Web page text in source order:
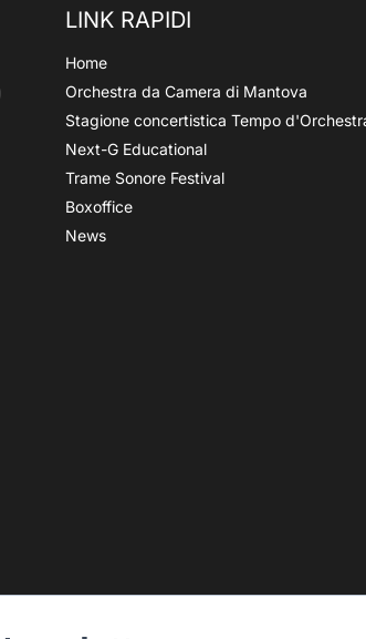
LINK RAPIDI
Home
Orchestra da Camera di Mantova
Stagione concertistica Tempo
Next-G Educational
Trame Sonore Festival
Boxoffice
News